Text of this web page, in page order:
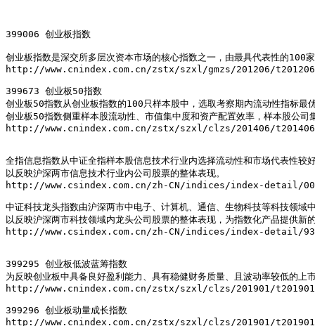
399006 创业板指数
创业板指数是深交所多层次资本市场的核心指数之一，由最具代表性的100
http://www.cnindex.com.cn/zstx/szxl/gmzs/201206/
399673 创业板50指数
创业板50指数从创业板指数的100只样本股中，选取考察期内流动性指标最
创业板50指数侧重样本股流动性、市值集中度和资产配置效率，样本股公
http://www.cnindex.com.cn/zstx/szxl/clzs/201406/
全指信息指数从中证全指样本股信息技术行业内选择流动性和市场代表性较
以反映沪深两市信息技术行业内公司股票的整体表现。
http://www.csindex.com.cn/zh-CN/indices/index-detail/
中证科技龙头指数由沪深两市中电子、计算机、通信、生物科技等科技领
以反映沪深两市科技领域内龙头公司股票的整体表现，为指数化产品提供新
http://www.csindex.com.cn/zh-CN/indices/index-detail/
399295 创业板低波蓝筹指数
为反映创业板中具备良好盈利能力、具有稳健财务质量、且波动率较低的
http://www.cnindex.com.cn/zstx/szxl/clzs/201901/
399296 创业板动量成长指数
http://www.cnindex.com.cn/zstx/szxl/clzs/201901/